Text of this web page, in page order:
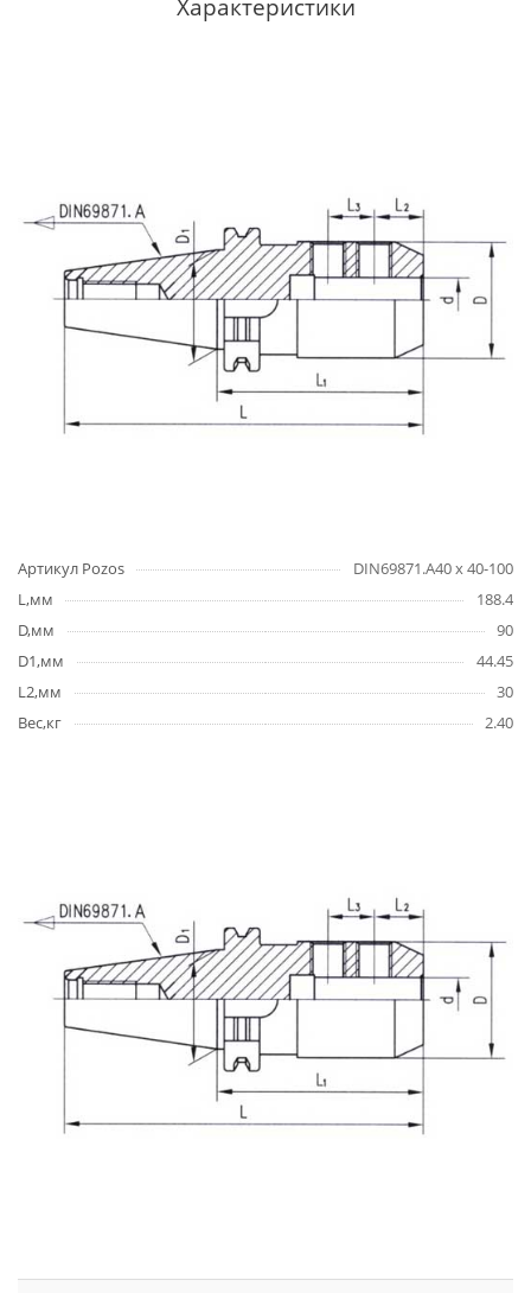
Характеристики
Артикул Pozos
DIN69871.А40 х 40-100
L,мм
188.4
D,мм
90
D1,мм
44.45
L2,мм
30
Вес,кг
2.40